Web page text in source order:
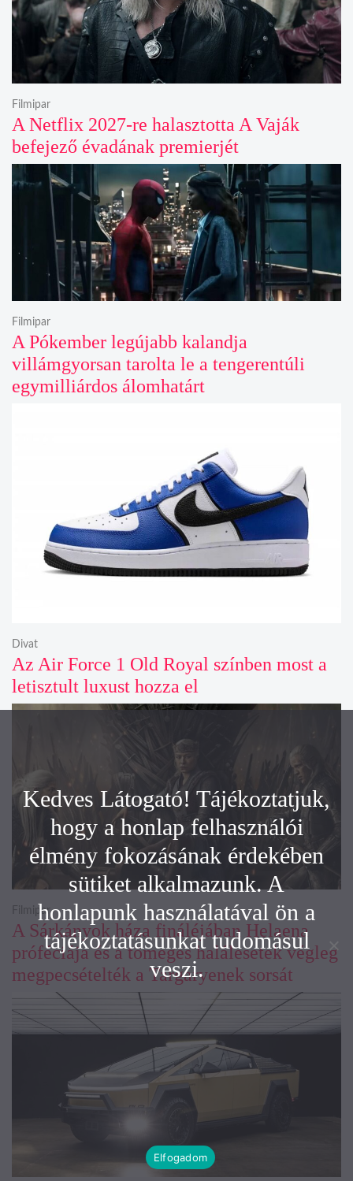
A Netflix 2027-re halasztotta A Vaják
befejező évadának premierjét
Filmipar
A Pókember legújabb kalandja
villámgyorsan tarolta le a tengerentúli
egymilliárdos álomhatárt
Filmipar
Az Air Force 1 Old Royal színben most a
letisztult luxust hozza el
Divat
A Sárkányok háza fináléjában Helaena
próféciája és a tömeges halálesetek végleg
megpecsételték a Targaryenek sorsát
Filmipar
Kedves Látogató! Tájékoztatjuk,
hogy a honlap felhasználói
élmény fokozásának érdekében
sütiket alkalmazunk. A
honlapunk használatával ön a
tájékoztatásunkat tudomásul
veszi.
Elfogadom